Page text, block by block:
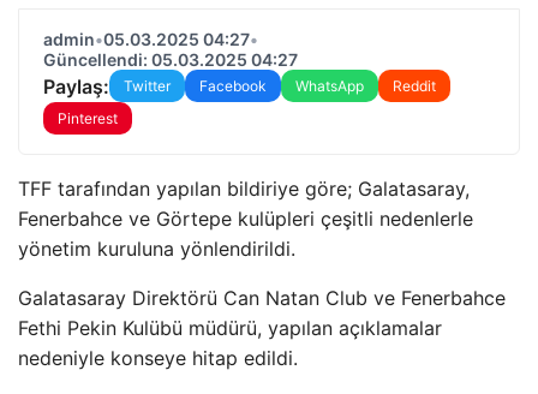
admin•05.03.2025 04:27•
Güncellendi: 05.03.2025 04:27
Paylaş: Twitter Facebook WhatsApp
Reddit
Pinterest
TFF tarafından yapılan bildiriye göre; Galatasaray,
Fenerbahce ve Görtepe kulüpleri çeşitli nedenlerle
yönetim kuruluna yönlendirildi.
Galatasaray Direktörü Can Natan Club ve Fenerbahce
Fethi Pekin Kulübü müdürü, yapılan açıklamalar
nedeniyle konseye hitap edildi.